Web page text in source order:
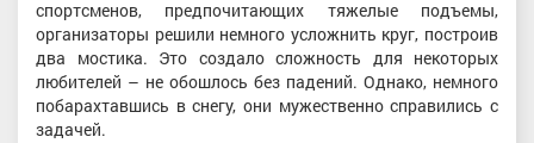
спортсменов, предпочитающих тяжелые подъемы,
организаторы решили немного усложнить круг, построив
два мостика. Это создало сложность для некоторых
любителей – не обошлось без падений. Однако, немного
побарахтавшись в снегу, они мужественно справились с
задачей.